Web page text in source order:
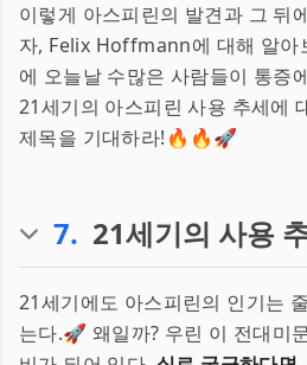
이렇게 아스피린의 발견과 그 뒤
자, Felix Hoffmann에 대해 알아
에 오늘날 수많은 사람들이 통증
21세기의 아스피린 사용 추세에
제목을 기대하라!🔥🔥🚀
7. 21세기의 사용
21세기에도 아스피린의 인기는
는다.🚀 왜일까? 우린 이 전대미